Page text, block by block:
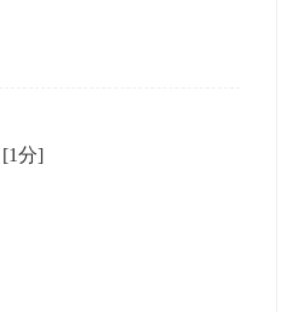
[1分]